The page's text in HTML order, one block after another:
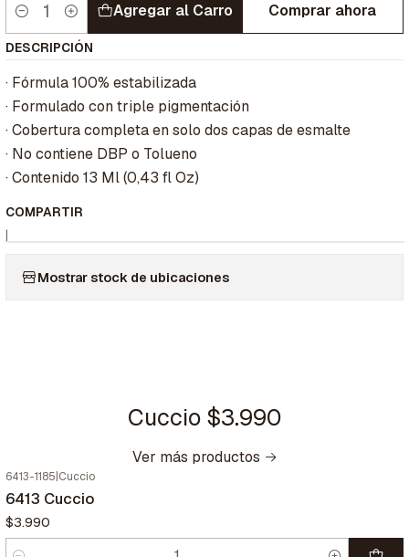
Cantidad
Agregar al Carro Comprar ahora
DESCRIPCIÓN
· Fórmula 100% estabilizada
· Formulado con triple pigmentación
· Cobertura completa en solo dos capas de esmalte
· No contiene DBP o Tolueno
· Contenido 13 Ml (0,43 fl Oz)
COMPARTIR
|
Mostrar stock de ubicaciones
Cuccio $3.990
Ver más productos
6413-1185 Cuccio
6413 Cuccio
$3.990